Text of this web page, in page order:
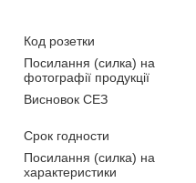
Код розетки
Посилання (силка) на
фотографії продукції
Висновок СЕЗ
Срок годности
Посилання (силка) на
характеристики